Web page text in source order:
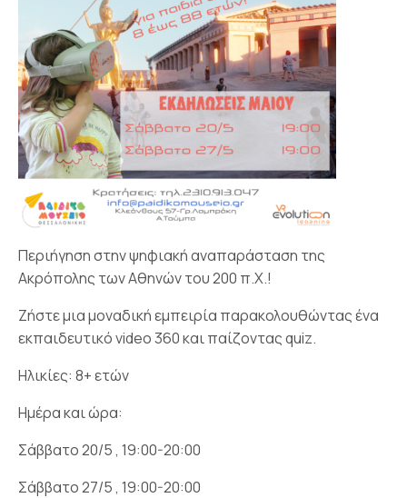
Περιήγηση στην ψηφιακή αναπαράσταση της
Ακρόπολης των Αθηνών του 200 π.Χ.!
Ζήστε μια μοναδική εμπειρία παρακολουθώντας ένα
εκπαιδευτικό video 360 και παίζοντας quiz.
Ηλικίες: 8+ ετών
Ημέρα και ώρα:
Σάββατο 20/5 , 19:00-20:00
Σάββατο 27/5 , 19:00-20:00